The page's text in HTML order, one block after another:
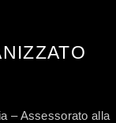
– Assessorato alla